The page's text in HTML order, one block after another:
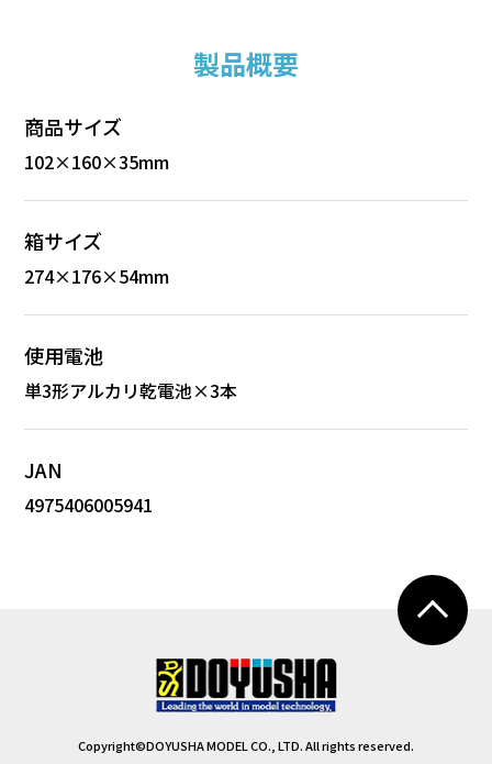
製品概要
商品サイズ
102×160×35mm
箱サイズ
274×176×54mm
使用電池
単3形アルカリ乾電池×3本
JAN
4975406005941
Copyright©DOYUSHA MODEL CO., LTD. All rights reserved.